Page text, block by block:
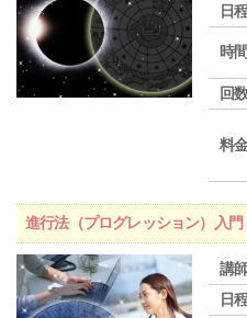
日
時間
回
料
進行法（プログレッション）入
講
日